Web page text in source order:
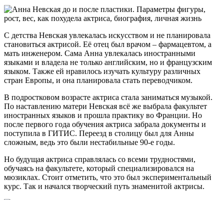
С детства Невская увлекалась искусством и не планировала
становиться актрисой. Её отец был врачом – фармацевтом, а
мать инженером. Сама Анна увлекалась иностранными
языками и владела не только английским, но и французским
языком. Также ей нравилось изучать культуру различных
стран Европы, и она планировала стать переводчиком.
В подростковом возрасте актриса стала заниматься музыкой.
По наставлению матери Невская всё же выбрала факультет
иностранных языков и прошла практику во Франции. Но
после первого года обучения актриса забрала документы и
поступила в ГИТИС. Переезд в столицу был для Анны
сложным, ведь это были нестабильные 90-е годы.
Но будущая актриса справлялась со всеми трудностями,
обучаясь на факультете, который специализировался на
мюзиклах. Стоит отметить, что это был экспериментальный
курс. Так и начался творческий путь знаменитой актрисы.